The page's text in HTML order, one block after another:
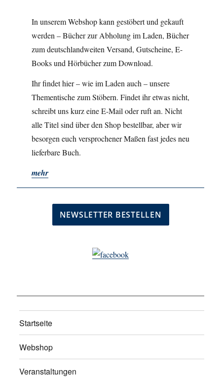
In unserem Webshop kann gestöbert und gekauft
werden – Bücher zur Abholung im Laden, Bücher
zum deutschlandweiten Versand, Gutscheine, E-
Books und Hörbücher zum Download.
Ihr findet hier – wie im Laden auch – unsere
Thementische zum Stöbern. Findet ihr etwas nicht,
schreibt uns kurz eine E-Mail oder ruft an. Nicht
alle Titel sind über den Shop bestellbar, aber wir
besorgen euch versprochener Maßen fast jedes neu
lieferbare Buch.
mehr
Startseite
Webshop
Veranstaltungen